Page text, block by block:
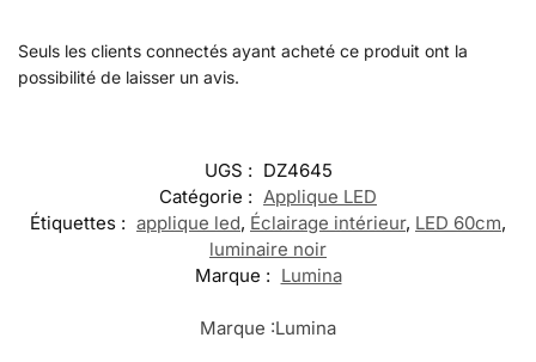
Seuls les clients connectés ayant acheté ce produit ont la
possibilité de laisser un avis.
UGS : DZ4645
Catégorie : Applique LED
Étiquettes : applique led, Éclairage intérieur, LED 60cm,
luminaire noir
Marque : Lumina
Marque :Lumina